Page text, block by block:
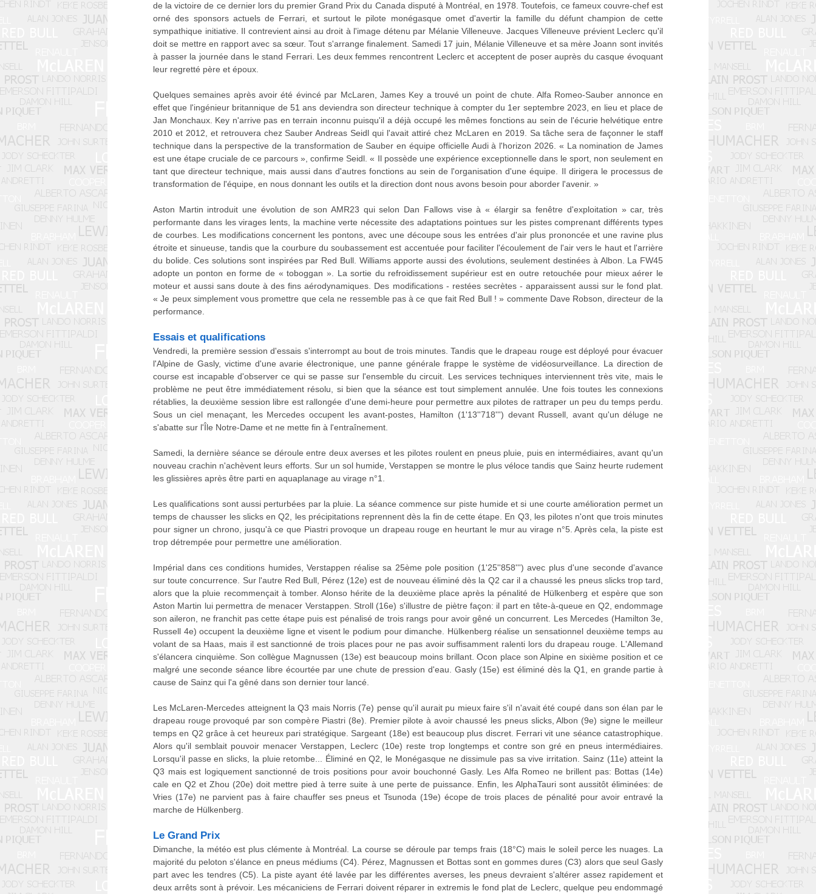
de la victoire de ce dernier lors du premier Grand Prix du Canada disputé à Montréal, en 1978. Toutefois, ce fameux couvre-chef est
orné des sponsors actuels de Ferrari, et surtout le pilote monégasque omet d'avertir la famille du défunt champion de cette
sympathique initiative. Il contrevient ainsi au droit à l'image détenu par Mélanie Villeneuve. Jacques Villeneuve prévient Leclerc qu'il
doit se mettre en rapport avec sa sœur. Tout s'arrange finalement. Samedi 17 juin, Mélanie Villeneuve et sa mère Joann sont invités
à passer la journée dans le stand Ferrari. Les deux femmes rencontrent Leclerc et acceptent de poser auprès du casque évoquant
leur regretté père et époux.
Quelques semaines après avoir été évincé par McLaren, James Key a trouvé un point de chute. Alfa Romeo-Sauber annonce en
effet que l'ingénieur britannique de 51 ans deviendra son directeur technique à compter du 1er septembre 2023, en lieu et place de
Jan Monchaux. Key n'arrive pas en terrain inconnu puisqu'il a déjà occupé les mêmes fonctions au sein de l'écurie helvétique entre
2010 et 2012, et retrouvera chez Sauber Andreas Seidl qui l'avait attiré chez McLaren en 2019. Sa tâche sera de façonner le staff
technique dans la perspective de la transformation de Sauber en équipe officielle Audi à l'horizon 2026. « La nomination de James
est une étape cruciale de ce parcours », confirme Seidl. « Il possède une expérience exceptionnelle dans le sport, non seulement en
tant que directeur technique, mais aussi dans d'autres fonctions au sein de l'organisation d'une équipe. Il dirigera le processus de
transformation de l'équipe, en nous donnant les outils et la direction dont nous avons besoin pour aborder l'avenir. »
Aston Martin introduit une évolution de son AMR23 qui selon Dan Fallows vise à « élargir sa fenêtre d'exploitation » car, très
performante dans les virages lents, la machine verte nécessite des adaptations pointues sur les pistes comprenant différents types
de courbes. Les modifications concernent les pontons, avec une découpe sous les entrées d'air plus prononcée et une ravine plus
étroite et sinueuse, tandis que la courbure du soubassement est accentuée pour faciliter l'écoulement de l'air vers le haut et l'arrière
du bolide. Ces solutions sont inspirées par Red Bull. Williams apporte aussi des évolutions, seulement destinées à Albon. La FW45
adopte un ponton en forme de « toboggan ». La sortie du refroidissement supérieur est en outre retouchée pour mieux aérer le
moteur et aussi sans doute à des fins aérodynamiques. Des modifications - restées secrètes - apparaissent aussi sur le fond plat.
« Je peux simplement vous promettre que cela ne ressemble pas à ce que fait Red Bull ! » commente Dave Robson, directeur de la
performance.
Essais et qualifications
Vendredi, la première session d'essais s'interrompt au bout de trois minutes. Tandis que le drapeau rouge est déployé pour évacuer
l'Alpine de Gasly, victime d'une avarie électronique, une panne générale frappe le système de vidéosurveillance. La direction de
course est incapable d'observer ce qui se passe sur l'ensemble du circuit. Les services techniques interviennent très vite, mais le
problème ne peut être immédiatement résolu, si bien que la séance est tout simplement annulée. Une fois toutes les connexions
rétablies, la deuxième session libre est rallongée d'une demi-heure pour permettre aux pilotes de rattraper un peu du temps perdu.
Sous un ciel menaçant, les Mercedes occupent les avant-postes, Hamilton (1'13''718''') devant Russell, avant qu'un déluge ne
s'abatte sur l'Île Notre-Dame et ne mette fin à l'entraînement.
Samedi, la dernière séance se déroule entre deux averses et les pilotes roulent en pneus pluie, puis en intermédiaires, avant qu'un
nouveau crachin n'achèvent leurs efforts. Sur un sol humide, Verstappen se montre le plus véloce tandis que Sainz heurte rudement
les glissières après être parti en aquaplanage au virage n°1.
Les qualifications sont aussi perturbées par la pluie. La séance commence sur piste humide et si une courte amélioration permet un
temps de chausser les slicks en Q2, les précipitations reprennent dès la fin de cette étape. En Q3, les pilotes n'ont que trois minutes
pour signer un chrono, jusqu'à ce que Piastri provoque un drapeau rouge en heurtant le mur au virage n°5. Après cela, la piste est
trop détrempée pour permettre une amélioration.
Impérial dans ces conditions humides, Verstappen réalise sa 25ème pole position (1'25''858''') avec plus d'une seconde d'avance
sur toute concurrence. Sur l'autre Red Bull, Pérez (12e) est de nouveau éliminé dès la Q2 car il a chaussé les pneus slicks trop tard,
alors que la pluie recommençait à tomber. Alonso hérite de la deuxième place après la pénalité de Hülkenberg et espère que son
Aston Martin lui permettra de menacer Verstappen. Stroll (16e) s'illustre de piètre façon: il part en tête-à-queue en Q2, endommage
son aileron, ne franchit pas cette étape puis est pénalisé de trois rangs pour avoir gêné un concurrent. Les Mercedes (Hamilton 3e,
Russell 4e) occupent la deuxième ligne et visent le podium pour dimanche. Hülkenberg réalise un sensationnel deuxième temps au
volant de sa Haas, mais il est sanctionné de trois places pour ne pas avoir suffisamment ralenti lors du drapeau rouge. L'Allemand
s'élancera cinquième. Son collègue Magnussen (13e) est beaucoup moins brillant. Ocon place son Alpine en sixième position et ce
malgré une seconde séance libre écourtée par une chute de pression d'eau. Gasly (15e) est éliminé dès la Q1, en grande partie à
cause de Sainz qui l'a gêné dans son dernier tour lancé.
Les McLaren-Mercedes atteignent la Q3 mais Norris (7e) pense qu'il aurait pu mieux faire s'il n'avait été coupé dans son élan par le
drapeau rouge provoqué par son compère Piastri (8e). Premier pilote à avoir chaussé les pneus slicks, Albon (9e) signe le meilleur
temps en Q2 grâce à cet heureux pari stratégique. Sargeant (18e) est beaucoup plus discret. Ferrari vit une séance catastrophique.
Alors qu'il semblait pouvoir menacer Verstappen, Leclerc (10e) reste trop longtemps et contre son gré en pneus intermédiaires.
Lorsqu'il passe en slicks, la pluie retombe... Éliminé en Q2, le Monégasque ne dissimule pas sa vive irritation. Sainz (11e) atteint la
Q3 mais est logiquement sanctionné de trois positions pour avoir bouchonné Gasly. Les Alfa Romeo ne brillent pas: Bottas (14e)
cale en Q2 et Zhou (20e) doit mettre pied à terre suite à une perte de puissance. Enfin, les AlphaTauri sont aussitôt éliminées: de
Vries (17e) ne parvient pas à faire chauffer ses pneus et Tsunoda (19e) écope de trois places de pénalité pour avoir entravé la
marche de Hülkenberg.
Le Grand Prix
Dimanche, la météo est plus clémente à Montréal. La course se déroule par temps frais (18°C) mais le soleil perce les nuages. La
majorité du peloton s'élance en pneus médiums (C4). Pérez, Magnussen et Bottas sont en gommes dures (C3) alors que seul Gasly
part avec les tendres (C5). La piste ayant été lavée par les différentes averses, les pneus devraient s'altérer assez rapidement et
deux arrêts sont à prévoir. Les mécaniciens de Ferrari doivent réparer in extremis le fond plat de Leclerc, quelque peu endommagé